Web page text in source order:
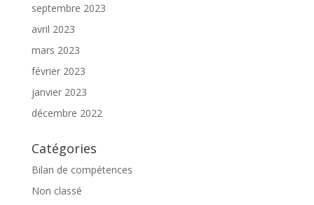
septembre 2023
avril 2023
mars 2023
février 2023
janvier 2023
décembre 2022
Catégories
Bilan de compétences
Non classé